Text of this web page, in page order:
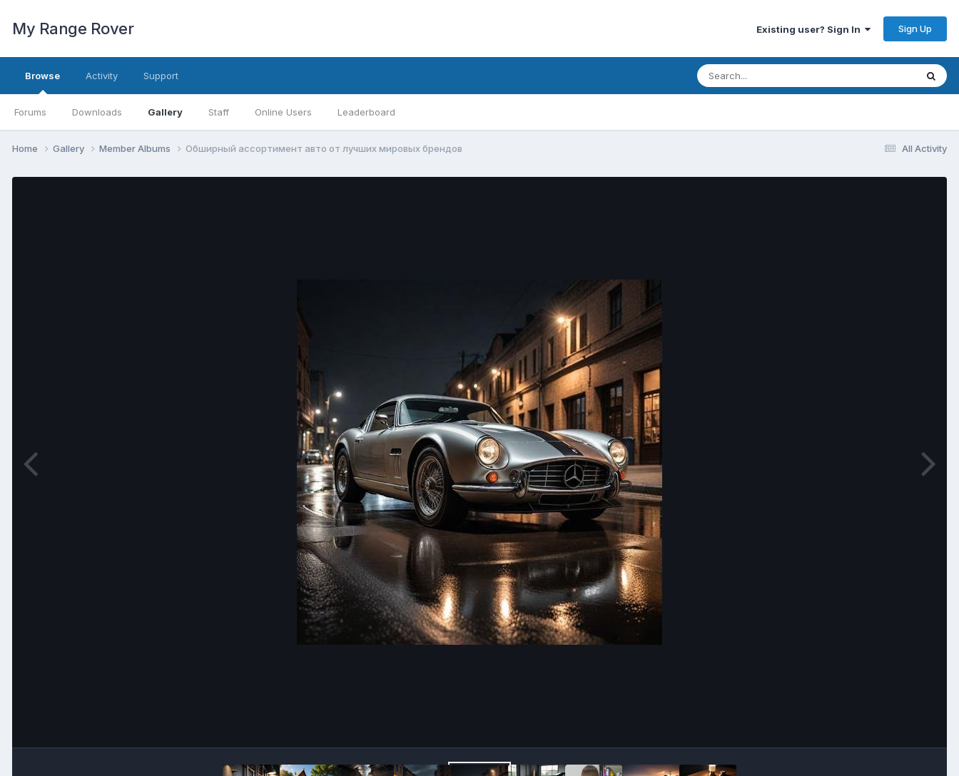
My Range Rover Existing user? Sign In Sign Up
Browse
Forums Downloads Gallery Staff Online Users Leaderboard
Activity Support
All Activity
Home Gallery Member Albums Обширный ассортимент авто от лучших мировых брендов